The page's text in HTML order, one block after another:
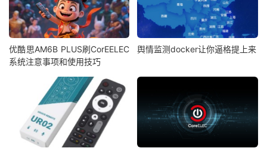
优酷思AM6B PLUS刷CorEELEC
系统注意事项和使用技巧
舆情监测docker让你逼格提上来